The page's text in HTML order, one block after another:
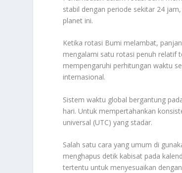
stabil dengan periode sekitar 24
planet ini.
Ketika rotasi Bumi melambat,
mengalami satu rotasi penuh relatif
mempengaruhi perhitungan waktu
internasional.
Sistem waktu global bergantung
hari. Untuk mempertahankan
universal (UTC) yang stadar.
Salah satu cara yang umum di
menghapus detik kabisat pada
tertentu untuk menyesuaikan